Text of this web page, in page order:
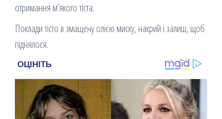
отримання м’якого тіста.
Поклади тісто в змащену олією миску, накрий і залиш, щоб
піднялося.